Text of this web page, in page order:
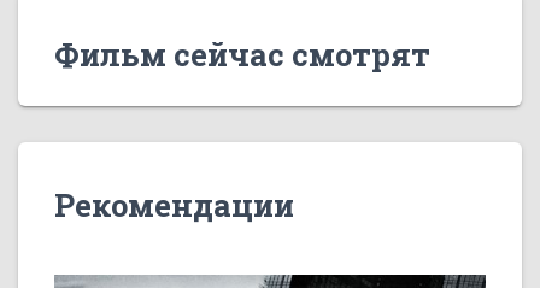
Фильм сейчас смотрят
Рекомендации